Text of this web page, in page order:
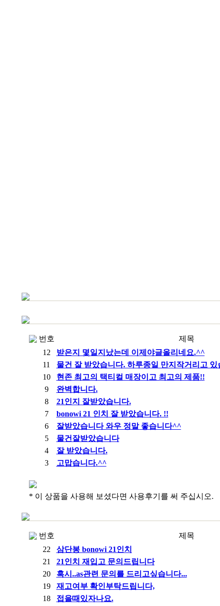
번호
제목
12
받은지 몇일지났는데 이제야글올리네요.^^
11
물건 잘 받았습니다. 하루종일 만지작거리고
10
현존 최고의 택티컬 매장이고 최고의 제품!!
9
완벽합니다.
8
21인지 잘받았습니다.
7
bonowi 21 인치 잘 받았습니다. !!
6
잘받았습니다 와우 정말 좋습니다^^
5
물건잘받았습니다
4
잘 받았습니다.
3
고맙습니다.^^
* 이 상품을 사용해 보셨다면 사용후기를 써 주십시오.
번호
제목
22
삼단봉 bonowi 21인치
21
21인치 재입고 문의드립니다
20
혹시..as관련 문의를 드리고싶습니다...
19
재고여부 확인부탁드립니다,
18
접을때있자나요.